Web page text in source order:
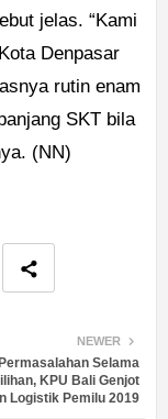
jelas. “Kami
Denpasar
rutin enam
SKT bila
(NN)
NEWER
Selama
KPU Bali Genjot
Logistik Pemilu 2019